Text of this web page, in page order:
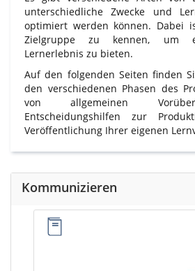
unterschiedliche Zwecke und
optimiert werden können. Dabei
Zielgruppe zu kennen, um
Lernerlebnis zu bieten.
Auf den folgenden Seiten finden
den verschiedenen Phasen des
von allgemeinen
Entscheidungshilfen zur
Veröffentlichung Ihrer eigenen
Kommunizieren